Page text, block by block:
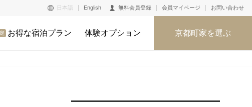
日本語 English 無料会員登録 会員マイページ お問い合わせ
お得な宿泊プラン 体験オプション 京都町家を選ぶ